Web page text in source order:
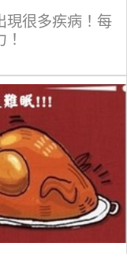
現很多疾病！每